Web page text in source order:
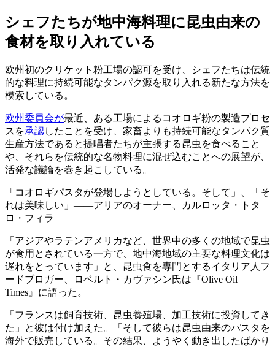
シェフたちが地中海料理に昆虫由来の
食材を取り入れている
欧州初のクリケット粉工場の認可を受け、シェフたちは伝統
的な料理に持続可能なタンパク源を取り入れる新たな方法を
模索している。
欧州委員会が最近、ある工場によるコオロギ粉の製造プロセ
スを承認したことを受け、家畜よりも持続可能なタンパク質
生産方法であると提唱者たちが主張する昆虫を食べること
や、それらを伝統的な名物料理に混ぜ込むことへの展望が、
活発な議論を巻き起こしている。
コオロギパスタが登場しようとしている。そして
そ
れは美味しい
――アリアのオーナー、カルロッタ・トタ
ロ・フィラ
「アジアやラテンアメリカなど、世界中の多くの地域で昆虫
が食用とされている一方で、地中海地域の主要な料理文化は
遅れをとっています」と、昆虫食を専門とするイタリア人フ
ードブロガー、ロベルト・カヴァシン氏は『Olive Oil
Times』に語った。
「フランスは飼育技術、昆虫養殖場、加工技術に投資してき
た」と彼は付け加えた。「そして彼らは昆虫由来のパスタを
海外で販売している。その結果、ようやく動き出したばかり